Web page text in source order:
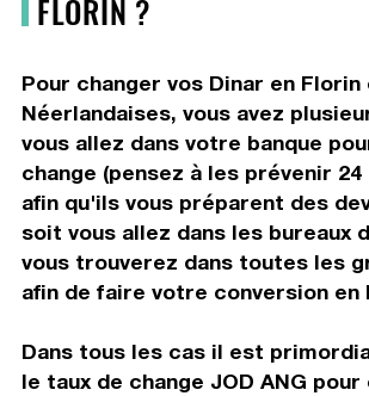
FLORIN ?
Pour changer vos Dinar en
Néerlandaises, vous avez
vous allez dans votre banque
change (pensez à les prévenir 24
afin qu'ils vous préparent des
soit vous allez dans les bureaux
vous trouverez dans toutes les
afin de faire votre conversion en
Dans tous les cas il est
le taux de change JOD ANG